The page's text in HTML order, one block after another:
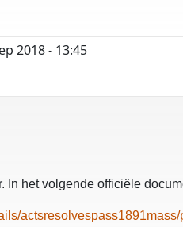
2018 - 13:45
In het volgende officiële